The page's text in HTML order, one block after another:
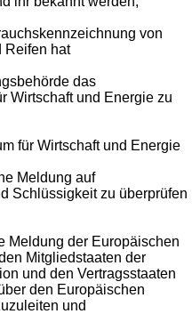
von
Reifen hat
das
Wirtschaft und Energie zu
für Wirtschaft und Energie
Meldung auf
Schlüssigkeit zu überprüfen
Meldung der Europäischen
Mitgliedstaaten der
und den Vertragsstaaten
den Europäischen
und